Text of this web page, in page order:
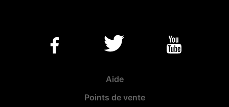
Aide
Points de vente